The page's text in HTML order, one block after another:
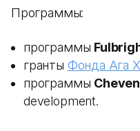
Программы:
программы
гранты Фонда Ага
программы
development.